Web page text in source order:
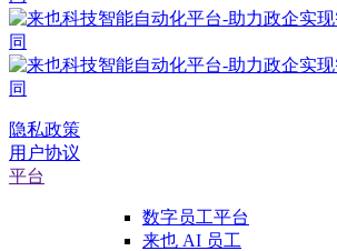
隐私政策
用户协议
平台
数字员工平台
来也 AI 员工